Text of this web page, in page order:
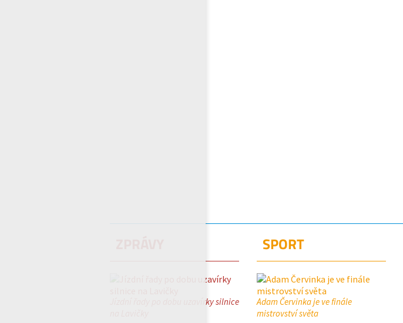
Jízdní řady po dobu uzavírky silnice
SPORT
Adam Červinka je ve finále
mistrovství světa